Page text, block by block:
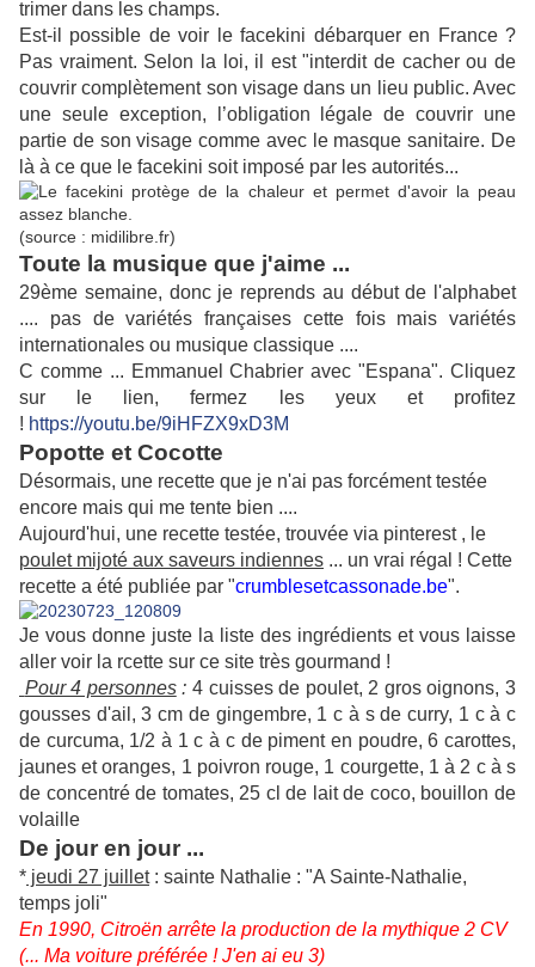
trimer dans les champs.
Est-il possible de voir le facekini débarquer en France ?
Pas vraiment. Selon la loi, il est "interdit de cacher ou de
couvrir complètement son visage dans un lieu public. Avec
une seule exception, l’obligation légale de couvrir une
partie de son visage comme avec le masque sanitaire. De
là à ce que le facekini soit imposé par les autorités...
(source : midilibre.fr)
Toute la musique que j'aime ...
29ème semaine, donc je reprends au début de l'alphabet
.... pas de variétés françaises cette fois mais variétés
internationales ou musique classique ....
C comme ... Emmanuel Chabrier avec "Espana". Cliquez
sur le lien, fermez les yeux et profitez
! https://youtu.be/9iHFZX9xD3M
Popotte et Cocotte
Désormais, une recette que je n'ai pas forcément testée
encore mais qui me tente bien ....
Aujourd'hui, une recette testée, trouvée via pinterest , le
poulet mijoté aux saveurs indiennes ... un vrai régal ! Cette
recette a été publiée par "crumblesetcassonade.be".
Je vous donne juste la liste des ingrédients et vous laisse
aller voir la rcette sur ce site très gourmand !
Pour 4 personnes: 4 cuisses de poulet, 2 gros oignons,3
gousses d'ail,3 cm de gingembre, 1 c à s de curry, 1 c à c
de curcuma, 1/2 à 1 c à c de piment en poudre,6 carottes,
jaunes et oranges, 1 poivron rouge, 1 courgette, 1 à 2 c à s
de concentré de tomates, 25 cl de lait de coco, bouillon de
volaille
De jour en jour ...
* jeudi 27 juillet: sainte Nathalie : "A Sainte-Nathalie,
temps joli"
En 1990, Citroën arrête la production de la mythique 2 CV
(... Ma voiture préférée ! J'en ai eu 3)